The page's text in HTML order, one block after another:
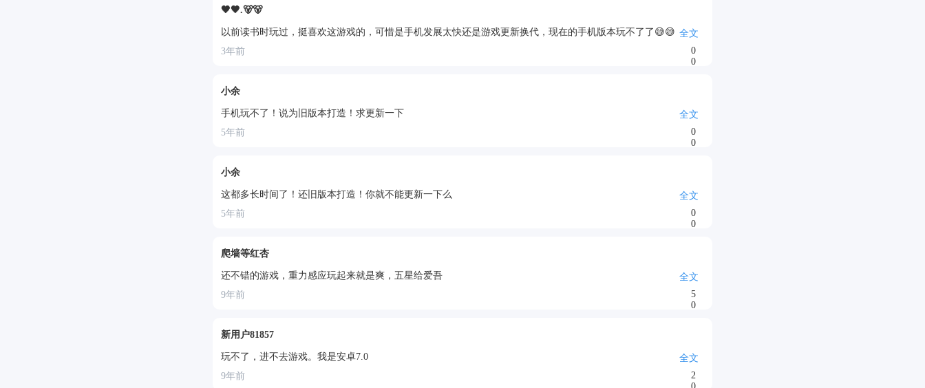
🖤🖤.🐻🐻
以前读书时玩过，挺喜欢这游戏的，可惜是手机发展太快还是游戏更新换代，现在的手机版本玩不了了😅😅 全文
3年前
0
0
小余
手机玩不了！说为旧版本打造！求更新一下
全文
5年前
0
0
小余
这都多长时间了！还旧版本打造！你就不能更新一下么
全文
5年前
0
0
爬墙等红杏
还不错的游戏，重力感应玩起来就是爽，五星给爱吾
全文
9年前
5
0
新用户81857
玩不了，进不去游戏。我是安卓7.0
全文
9年前
2